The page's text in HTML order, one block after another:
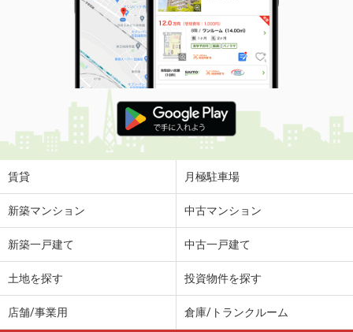
賃貸 月極駐車場
新築マンション 中古マンション
新築一戸建て 中古一戸建て
土地を探す 投資物件を探す
店舗/事業用 倉庫/トランクルーム